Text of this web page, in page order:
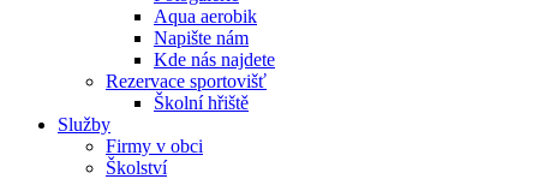
Aqua aerobik
Napište nám
Kde nás najdete
Rezervace sportovišť
Školní hřiště
Služby
Firmy v obci
Školství